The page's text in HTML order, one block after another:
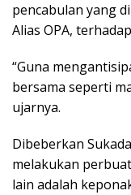
pencabulan yang
Alias OPA,
“Guna
bersama seperti
ujarnya.
Dibeberkan
melakukan
lain adalah